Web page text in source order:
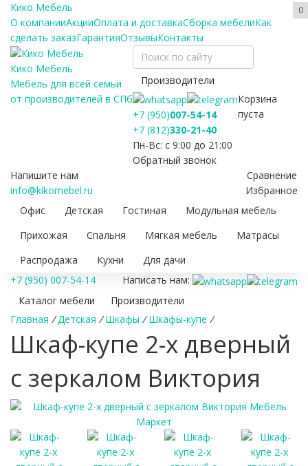
Кико Мебель 0
О компанииАкцииОплата и доставкаСборка мебелиКак
сделать заказГарантияОтзывыКонтакты
Кико Мебель
Мебель для всей семьи
от производителей в СПб
Производители
+7 (950)007-54-14
+7 (812)330-21-40
Пн-Вс: с 9:00 до 21:00
Обратный звонок
Напишите нам
info@kikomebel.ru
Сравнение
Избранное
Корзина
пуста
Офис Детская Гостиная
Модульная мебель
Прихожая
Спальня Мягкая мебель
Матрасы
Распродажа
Кухни
Для дачи
+7 (950) 007-54-14
Написать нам:
Каталог мебели
Производители
Главная / Детская / Шкафы / Шкафы-купе /
Шкаф-купе 2-х дверный
с зеркалом Виктория